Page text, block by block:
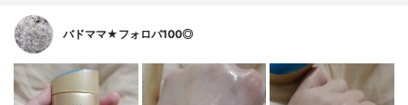
バドママ★フォロバ100◎